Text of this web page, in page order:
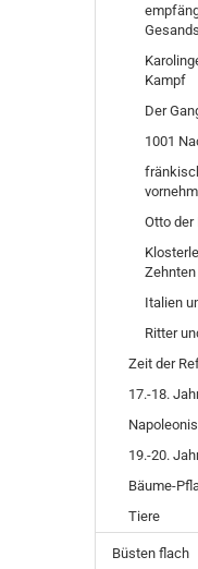
Kampf
Der
1001
Otto der
Zehnten
Italien
Ritter
Zeit der
17.-18.
19.-20.
Bäume-
Tiere
Büsten flach